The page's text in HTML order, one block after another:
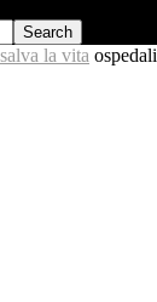
la vita ospedali